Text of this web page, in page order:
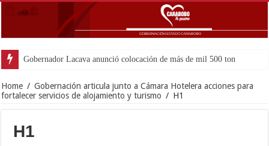
Home / Gobernación articula junto a Cámara Hotelera acciones para
fortalecer servicios de alojamiento y turismo / H1
H1